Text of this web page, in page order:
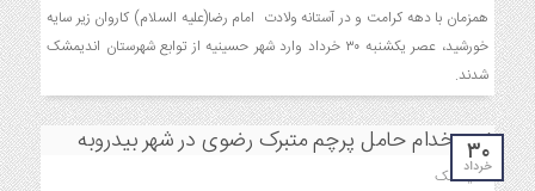
همزمان با دهه کرامت و در آستانه ولادت امام رضا(علیه السلام) کاروان زیر سایه
خورشید، عصر یکشنبه ۳۰ خرداد وارد شهر حسینیه از توابع شهرستان اندیمشک
شدند.
۳۰
خرداد
اندیمشک